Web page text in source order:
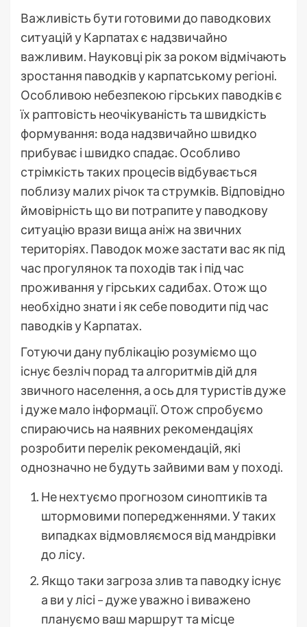
Важливість бути готовими до паводкових
ситуацій у Карпатах є надзвичайно
важливим. Науковці рік за роком відмічають
зростання паводків у карпатському регіоні.
Особливою небезпекою гірських паводків є
їх раптовість неочікуваність та швидкість
формування: вода надзвичайно швидко
прибуває і швидко спадає. Особливо
стрімкість таких процесів відбувається
поблизу малих річок та струмків. Відповідно
ймовірність що ви потрапите у паводкову
ситуацію врази вища аніж на звичних
територіях. Паводок може застати вас як під
час прогулянок та походів так і під час
проживання у гірських садибах. Отож що
необхідно знати і як себе поводити під час
паводків у Карпатах.
Готуючи дану публікацію розуміємо що
існує безліч порад та алгоритмів дій для
звичного населення, а ось для туристів дуже
і дуже мало інформації. Отож спробуємо
спираючись на наявних рекомендаціях
розробити перелік рекомендацій, які
однозначно не будуть зайвими вам у поході.
Не нехтуємо прогнозом синоптиків та
штормовими попередженнями. У таких
випадках відмовляємося від мандрівки
до лісу.
Якщо таки загроза злив та паводку існує
а ви у лісі – дуже уважно і виважено
плануємо ваш маршрут та місце